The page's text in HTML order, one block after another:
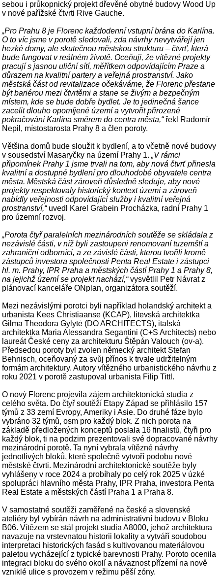
sebou i průkopnický projekt dřevěné obytné budovy Wood Up
v nové pařížské čtvrti Rive Gauche.
„Pro Prahu 8 je Florenc každodenní vstupní brána do Karlína.
O to víc jsme v porotě sledovali, zda návrhy nevytvářejí jen
hezké domy, ale skutečnou městskou strukturu – čtvrť, která
bude fungovat v reálném životě. Oceňuji, že vítězné projekty
pracují s jasnou uliční sítí, měřítkem odpovídajícím Praze a
důrazem na kvalitní partery a veřejná prostranství. Jako
městská část od revitalizace očekáváme, že Florenc přestane
být bariérou mezi čtvrtěmi a stane se živým a bezpečným
místem, kde se bude dobře bydlet. Je to jedinečná šance
zacelit dlouho opomíjené území a vytvořit přirozené
pokračování Karlína směrem do centra města,“ řekl Radomír
Nepil, místostarosta Prahy 8 a člen poroty.
Většina domů bude sloužit k bydlení, a to včetně nové budovy
v sousedství Masaryčky na území Prahy 1.„V rámci
připomínek Prahy 1 jsme trvali na tom, aby nová čtvrť přinesla
kvalitní a dostupné bydlení pro dlouhodobé obyvatele centra
města. Městská část zároveň důsledně sleduje, aby nové
projekty respektovaly historický kontext území a zároveň
nabídly veřejnosti odpovídající služby i kvalitní veřejná
prostranství,“uvedl Karel Grabein Procházka, radní Prahy 1
pro územní rozvoj.
„Porota čtyř paralelních mezinárodních soutěže se skládala z
nezávislé části, v níž byli zastoupeni renomovaní tuzemští a
zahraniční odborníci, a ze závislé části, kterou tvořili kromě
zástupců investora společnosti Penta Real Estate i zástupci
hl. m. Prahy, IPR Praha a městských částí Prahy 1 a Prahy 8,
na jejichž území se projekt nachází,“vysvětlil Petr Návrat z
plánovací kanceláře ONplan, organizátora soutěží.
Mezi nezávislými porotci byli například holandský architekt a
urbanista Kees Christiaanse (KCAP), litevská architektka
Gilma Theodora Gylytė (DO ARCHITECTS), italská
architektka Maria Alessandra Segantini (C+S Architects) nebo
laureát České ceny za architekturu Štěpán Valouch (ov-a).
Předsedou poroty byl zvolen německý architekt Stefan
Behnisch, oceňovaný za svůj přínos k trvale udržitelným
formám architektury. Autory vítězného urbanistického návrhu z
roku 2021 v porotě zastupoval urbanista Filip Tittl.
O nový Florenc projevila zájem architektonická studia z
celého světa. Do čtyř soutěží Etapy Západ se přihlásilo 157
týmů z 33 zemí Evropy, Ameriky i Asie. Do druhé fáze bylo
vybráno 32 týmů, osm pro každý blok. Z nich porota na
základě předložených konceptů poslala 16 finalistů, čtyři pro
každý blok, ti na podzim prezentovali své dopracované návrhy
mezinárodní porotě. Ta nyní vybrala vítězné návrhy
jednotlivých bloků, které společně vytvoří podobu nové
městské čtvrti. Mezinárodní architektonické soutěže byly
vyhlášeny v roce 2024 a probíhaly po celý rok 2025 v úzké
spolupráci hlavního města Prahy, IPR Praha, investora Penta
Real Estate a městských částí Praha 1 a Praha 8.
V samostatné soutěži zaměřené na české a slovenské
ateliéry byl vybírán návrh na administrativní budovu v Bloku
B06. Vítězem se stál projekt studia A8000, jehož architektura
navazuje na vrstevnatou historii lokality a vytváří soudobou
interpretaci historických fasád s kultivovanou materiálovou
paletou vycházející z typické barevnosti Prahy. Poroto ocenila
integraci bloku do svého okolí a návaznost přízemí na nově
vzniklé ulice s provozem v režimu pěší zóny.